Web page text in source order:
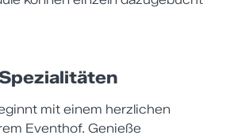
mit einem herzlichen
Eventhof. Genieße